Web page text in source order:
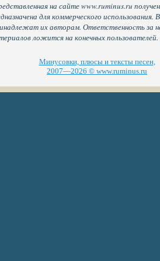
на сайте www.ruminus.ru
для коммерческого
их авторам. Ответственность за
ложится на конечных пользователей.
Минусовки, плюсы и тексты песен,
2007—2026 © www.ruminus.ru